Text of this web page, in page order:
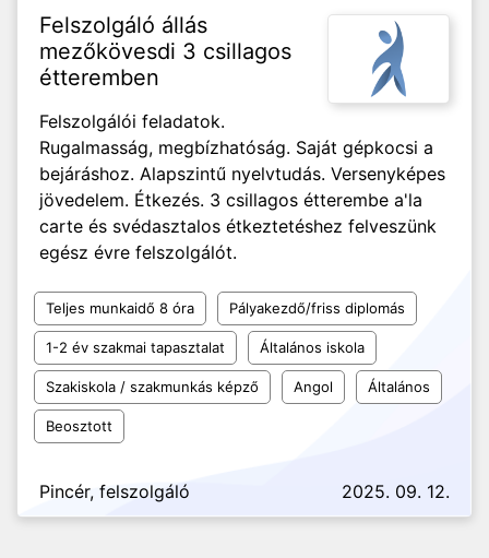
Felszolgáló állás
mezőkövesdi 3 csillagos
étteremben
Felszolgálói feladatok.
Rugalmasság, megbízhatóság. Saját gépkocsi a
bejáráshoz. Alapszintű nyelvtudás. Versenyképes
jövedelem. Étkezés. 3 csillagos étterembe a'la
carte és svédasztalos étkeztetéshez felveszünk
egész évre felszolgálót.
Teljes munkaidő 8 óra Pályakezdő/friss diplomás
1-2 év szakmai tapasztalat Általános iskola
Szakiskola / szakmunkás képző Angol Általános
Beosztott
Pincér, felszolgáló 2025. 09. 12.